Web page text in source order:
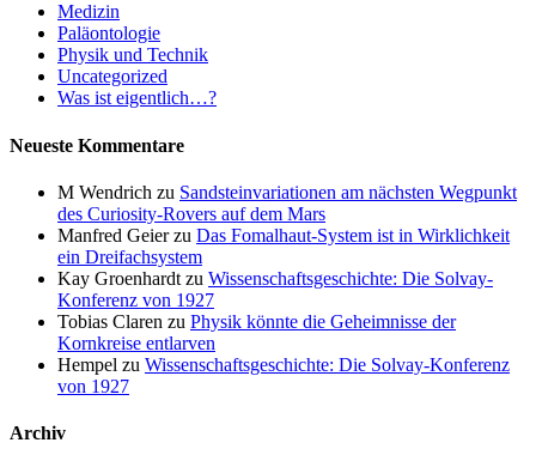
Medizin
Paläontologie
Physik und Technik
Uncategorized
Was ist eigentlich…?
Neueste Kommentare
M Wendrich zu Sandsteinvariationen am nächsten Wegpunkt
des Curiosity-Rovers auf dem Mars
Manfred Geierzu Das Fomalhaut-System ist in Wirklichkeit
ein Dreifachsystem
Kay Groenhardt zu Wissenschaftsgeschichte: Die Solvay-
Konferenz von 1927
Tobias Claren zu Physik könnte die Geheimnisse der
Kornkreise entlarven
Hempel zu Wissenschaftsgeschichte: Die Solvay-Konferenz
von 1927
Archiv